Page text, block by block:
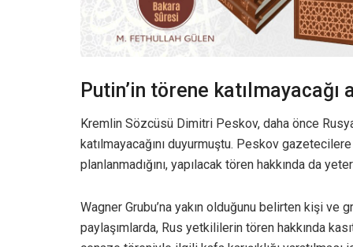
Putin’in törene katılmayacağı
Kremlin Sözcüsü Dimitri Peskov, daha önce
katılmayacağını duyurmuştu. Peskov gazetecilere
planlanmadığını, yapılacak tören hakkında da
Wagner Grubu’na yakın olduğunu belirten kişi ve
paylaşımlarda, Rus yetkililerin tören hakkında